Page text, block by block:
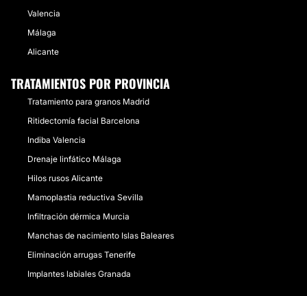
Valencia
Málaga
Alicante
TRATAMIENTOS POR PROVINCIA
Tratamiento para granos Madrid
Ritidectomía facial Barcelona
Indiba Valencia
Drenaje linfático Málaga
Hilos rusos Alicante
Mamoplastia reductiva Sevilla
Infiltración dérmica Murcia
Manchas de nacimiento Islas Baleares
Eliminación arrugas Tenerife
Implantes labiales Granada